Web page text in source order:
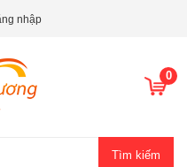
nhập
0
Tìm kiếm